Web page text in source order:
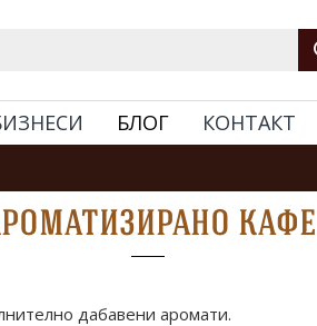
БЛОГ КОНТАКТ
кафе
дабавени аромати.